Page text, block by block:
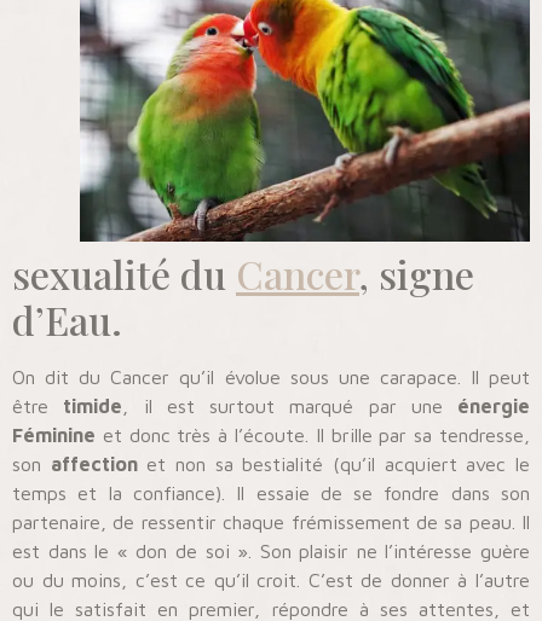
sexualité du Cancer, signe
d’Eau.
On dit du Cancer qu’il évolue sous une carapace. Il peut
être timide , il est surtout marqué par une énergie
Féminine et donc très à l’écoute. Il brille par sa tendresse,
son affectionet non sa bestialité (qu’il acquiert avec le
temps et la confiance). Il essaie de se fondre dans son
partenaire, de ressentir chaque frémissement de sa peau. Il
est dans le « don de soi ». Son plaisir ne l’intéresse guère
ou du moins, c’est ce qu’il croit. C’est de donner à l’autre
qui le satisfait en premier, répondre à ses attentes, et